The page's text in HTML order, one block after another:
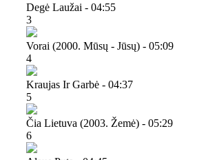
Degė Laužai - 04:55
3
Vorai (2000. Mūsų - Jūsų) - 05:09
4
Kraujas Ir Garbė - 04:37
5
Čia Lietuva (2003. Žemė) - 05:29
6